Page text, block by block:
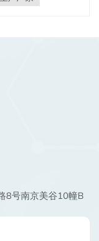
性成分。经特殊
英的全草（含
胶和皂苷等成
妆品中，可有效
牙周炎、牙龈炎
述， 植物提取物
于护肤品、化妆
并为消费者提供
您对我
请联系
8号南京美谷10幢B